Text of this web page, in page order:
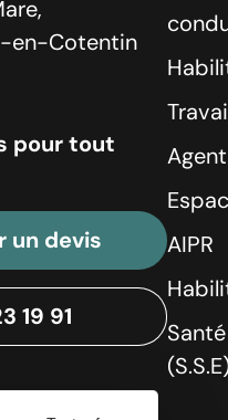
en-Cotentin
pour tout
un devis
19 91
AIPR